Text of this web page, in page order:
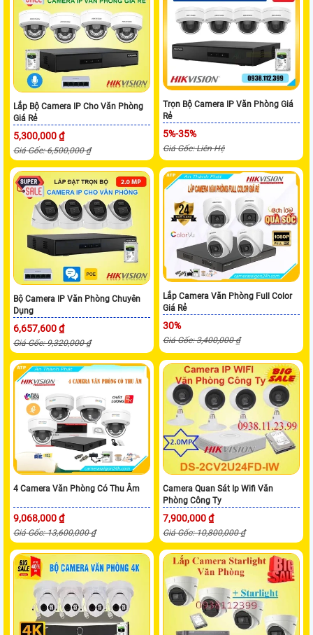
Lắp Bộ Camera IP Cho Văn Phòng
Giá Rẻ
5,300,000 ₫
Giá Gốc: 6,500,000 ₫
Trọn Bộ Camera IP Văn Phòng Giá
Rẻ
5%-35%
Giá Gốc: Liên Hệ
Bộ Camera IP Văn Phòng Chuyên
Dụng
6,657,600 ₫
Giá Gốc: 9,320,000 ₫
Lắp Camera Văn Phòng Full Color
Giá Rẻ
30%
Giá Gốc: 3,400,000 ₫
4 Camera Văn Phòng Có Thu Âm
9,068,000 ₫
Giá Gốc: 13,600,000 ₫
Camera Quan Sát Ip Wifi Văn
Phòng Công Ty
7,900,000 ₫
Giá Gốc: 10,800,000 ₫